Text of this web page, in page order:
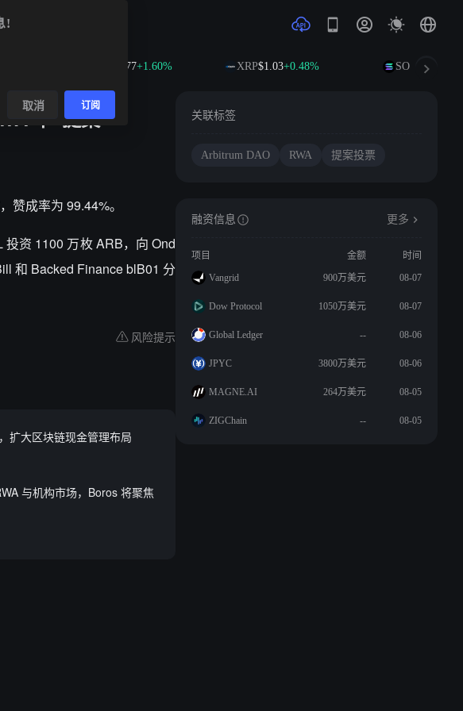
$594.77+1.60% XRP$1.03+0.48% SOL $74.70
中”提案
赞成率为 99.44%。
资 1100 万枚 ARB，向 Ond
和 Backed Finance blB01 分
风险提示
扩大区块链现金管理布局
与机构市场，Boros 将聚焦
关联标签
Arbitrum DAO RWA 提案投票
融资信息 更多
项目 金额
时间
Vangrid
900万美元 08-07
Dow Protocol 1050万美元 08-07
Global Ledger -- 08-06
JPYC 3800万美元 08-06
MAGNE.AI 264万美元 08-05
ZIGChain -- 08-05
!
取消 订阅